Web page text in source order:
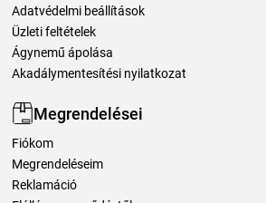
Adatvédelmi beállítások
Üzleti feltételek
Ágynemű ápolása
Akadálymentesítési nyilatkozat
Megrendelései
Fiókom
Megrendeléseim
Reklamáció